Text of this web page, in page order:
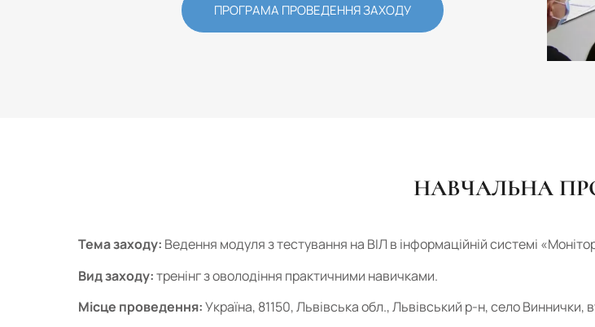
ПРОГРАМА ПРОВЕДЕННЯ ЗАХОДУ
НАВЧАЛЬНА
Тема заходу: Ведення модуля з тестування на ВІЛ в інформаційній системі
Вид заходу:тренінг з оволодіння практичними навичками.
Місце проведення:Україна, 81150, Львівська обл., Львівський р-н, село